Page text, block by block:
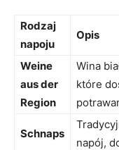
Rodzaj
napoju
Opis
Weine
aus der
Region
Wina
które
Schnaps
napój,